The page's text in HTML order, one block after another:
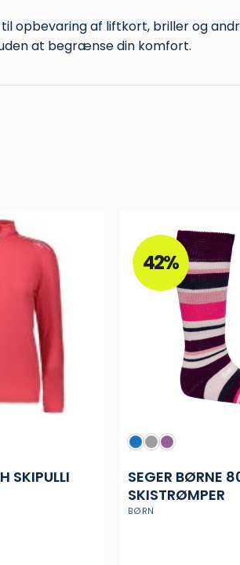
opbevaring af liftkort, briller og
at begrænse din komfort.
SKIPULLI
42%
BØRN
SEGER BØRNE
SKISTRØMPER